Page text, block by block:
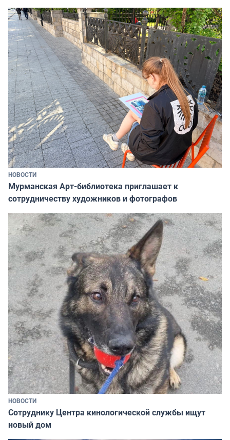
НОВОСТИ
Мурманская Арт-библиотека приглашает к
сотрудничеству художников и фотографов
НОВОСТИ
Сотруднику Центра кинологической службы ищут
новый дом